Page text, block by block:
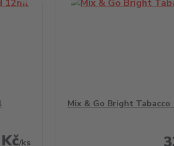
/ks
Mix & Go Bright Tabacco